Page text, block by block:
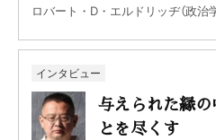
ロバート・D・エルドリッヂ（政治
インタビュー
与えられた縁
とを尽くす